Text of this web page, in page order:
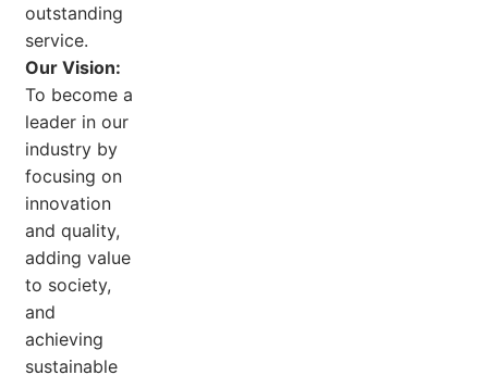
outstanding
service.
Our Vision:
To become a
leader in our
industry by
focusing on
innovation
and quality,
adding value
to society,
and
achieving
sustainable